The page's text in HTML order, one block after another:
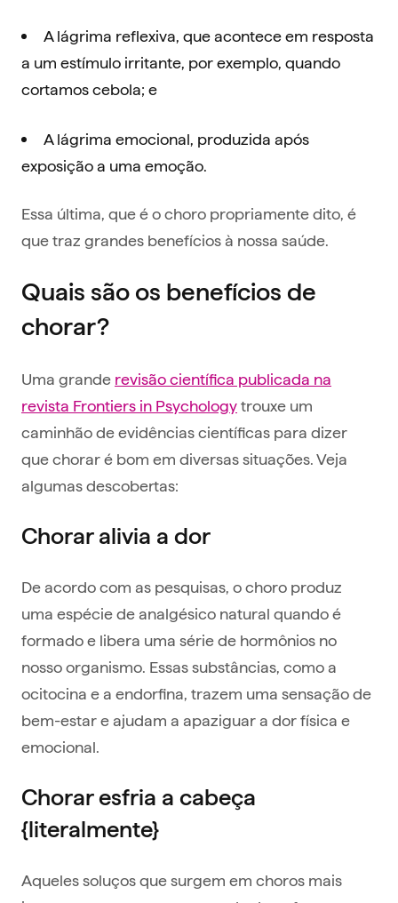
A lágrima reflexiva, que acontece em resposta
a um estímulo irritante, por exemplo, quando
cortamos cebola; e
A lágrima emocional, produzida após
exposição a uma emoção.
Essa última, que é o choro propriamente dito, é
que traz grandes benefícios à nossa saúde.
Quais são os benefícios de
chorar?
Uma grande revisão científica publicada na
revista Frontiers in Psychologytrouxe um
caminhão de evidências científicas para dizer
que chorar é bom em diversas situações. Veja
algumas descobertas:
Chorar alivia a dor
De acordo com as pesquisas, o choro produz
uma espécie de analgésico natural quando é
formado e libera uma série de hormônios no
nosso organismo. Essas substâncias, como a
ocitocina e a endorfina, trazem uma sensação de
bem-estar e ajudam a apaziguar a dor física e
emocional.
Chorar esfria a cabeça
{literalmente}
Aqueles soluços que surgem em choros mais